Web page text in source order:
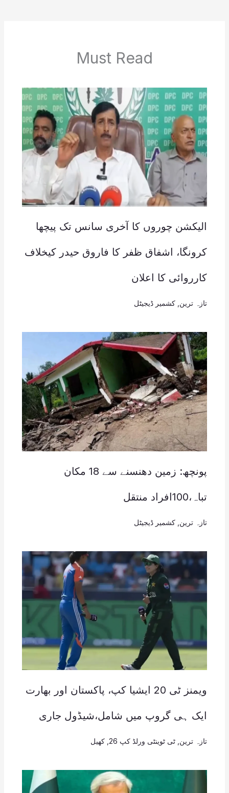
Must Read
الیکشن چوروں کا آخری سانس تک پیچھا
کرونگا، اشفاق ظفر کا فاروق حیدر کیخلاف
کارروائی کا اعلان
تازہ ترین کشمیر ڈیجیٹل
پونچھ: زمین دھنسنے سے 18 مکان
تباہ،100افراد منتقل
تازہ ترین کشمیر ڈیجیٹل
ویمنز ٹی 20 ایشیا کپ، پاکستان اور بھارت
ایک ہی گروپ میں شامل،شیڈول جاری
تازہ ترین ٹی ٹوینٹی ورلڈ کپ 26 , کھیل